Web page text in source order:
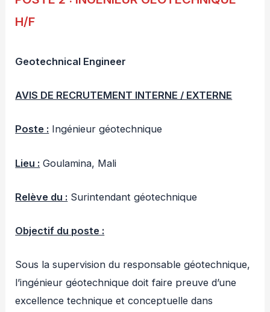
H/F
Geotechnical Engineer
AVIS DE RECRUTEMENT INTERNE / EXTERNE
Poste : Ingénieur géotechnique
Lieu : Goulamina, Mali
Relève du : Surintendant géotechnique
Objectif du poste :
Sous la supervision du responsable géotechnique,
l’ingénieur géotechnique doit faire preuve d’une
excellence technique et conceptuelle dans